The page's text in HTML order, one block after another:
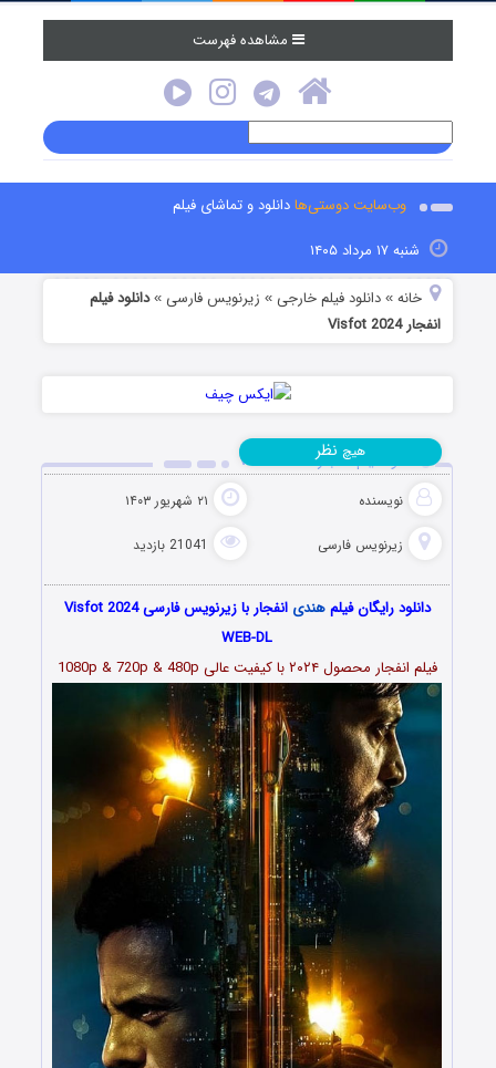
مشاهده فهرست
وب‌سایت دوستی‌هادانلود و تماشای فیلم
شنبه ۱۷ مرداد ۱۴۰۵
خانه »دانلود فیلم خارجی » زیرنویس فارسی »دانلود فیلم
انفجار Visfot 2024
دانلود فیلم انفجار Visfot 2024
نویسنده ۲۱ شهریور ۱۴۰۳
زیرنویس فارسی 21041 بازدید
هیچ نظر
دانلود رایگان فیلمهندی
انفجار با زیرنویس فارسی Visfot 2024
WEB-DL
فیلم انفجار محصول ۲۰۲۴
با کیفیت عالی 1080p & 720p & 480p